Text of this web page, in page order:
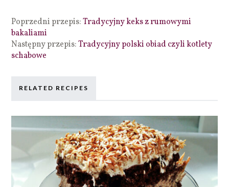
Poprzedni przepis:Tradycyjny keks z rumowymi
bakaliami
Następny przepis:Tradycyjny polski obiad czyli kotlety
schabowe
RELATED RECIPES